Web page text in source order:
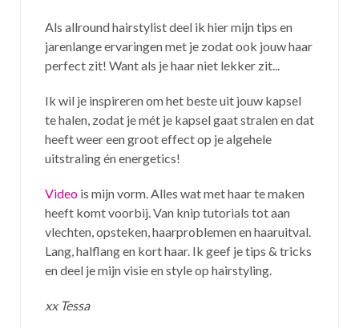
Als allround hairstylist deel ik hier mijn tips en
jarenlange ervaringen met je zodat ook jouw haar
perfect zit! Want als je haar niet lekker zit...
Ik wil je inspireren om het beste uit jouw kapsel
te halen, zodat je mét je kapsel gaat stralen en dat
heeft weer een groot effect op je algehele
uitstraling én energetics!
Video is mijn vorm. Alles wat met haar te maken
heeft komt voorbij. Van knip tutorials tot aan
vlechten, opsteken, haarproblemen en haaruitval.
Lang, halflang en kort haar. Ik geef je tips & tricks
en deel je mijn visie en style op hairstyling.
xx Tessa